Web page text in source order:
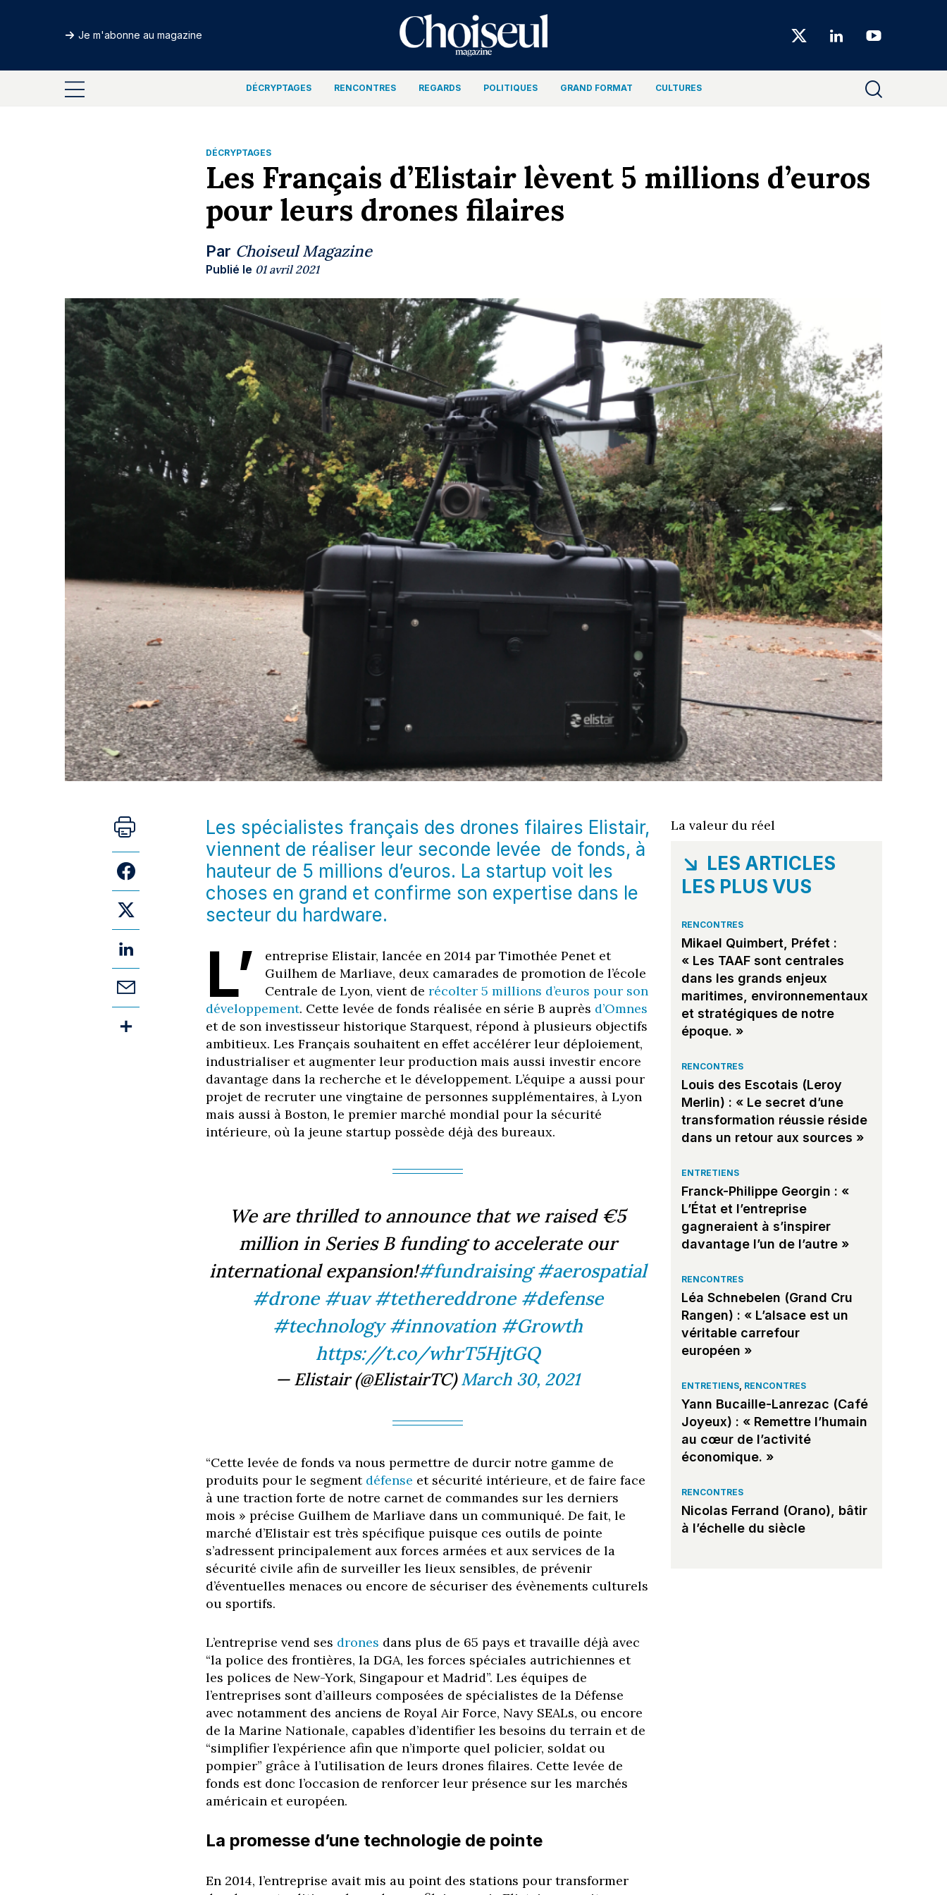
Je m'abonne au magazine Choiseul
Magazine
DÉCRYPTAGES RENCONTRES REGARDS POLITIQUES GRAND FORMAT CULTURES
DÉCRYPTAGES
Les Français d’Elistair lèvent 5 millions d’euros
pour leurs drones filaires
Par Choiseul Magazine
Publié le 01 avril 2021
Les spécialistes français des drones filaires Elistair,
viennent de réaliser leur seconde levée de fonds, à
hauteur de 5 millions d’euros. La startup voit les
choses en grand et confirme son expertise dans le
secteur du hardware.
L’
entreprise Elistair, lancée en 2014 par Timothée Penet et
Guilhem de Marliave, deux camarades de promotion de l’école
Centrale de Lyon, vient de récolter 5 millions d’euros pour son
développement. Cette levée de fonds réalisée en série B auprès d’Omnes
et de son investisseur historique Starquest, répond à plusieurs objectifs
ambitieux. Les Français souhaitent en effet accélérer leur déploiement,
industrialiser et augmenter leur production mais aussi investir encore
davantage dans la recherche et le développement. L’équipe a aussi pour
projet de recruter une vingtaine de personnes supplémentaires, à Lyon
mais aussi à Boston, le premier marché mondial pour la sécurité
intérieure, où la jeune startup possède déjà des bureaux.
We are thrilled to announce that we raised €5
million in Series B funding to accelerate our
international expansion!#fundraising #aerospatial
#drone #uav #tethereddrone #defense
#technology #innovation #Growth
https://t.co/whrT5HjtGQ
— Elistair (@ElistairTC)March 30, 2021
“Cette levée de fonds va nous permettre de durcir notre gamme de
produits pour le segment défense et sécurité intérieure, et de faire face
à une traction forte de notre carnet de commandes sur les derniers
mois » précise Guilhem de Marliave dans un communiqué. De fait, le
marché d’Elistair est très spécifique puisque ces outils de pointe
s’adressent principalement aux forces armées et aux services de la
sécurité civile afin de surveiller les lieux sensibles, de prévenir
d’éventuelles menaces ou encore de sécuriser des évènements culturels
ou sportifs.
L’entreprise vend ses drones dans plus de 65 pays et travaille déjà avec
“la police des frontières, la DGA, les forces spéciales autrichiennes et
les polices de New-York, Singapour et Madrid”. Les équipes de
l’entreprises sont d’ailleurs composées de spécialistes de la Défense
avec notamment des anciens de Royal Air Force, Navy SEALs, ou encore
de la Marine Nationale, capables d’identifier les besoins du terrain et de
“simplifier l’expérience afin que n’importe quel policier, soldat ou
pompier” grâce à l’utilisation de leurs drones filaires. Cette levée de
fonds est donc l’occasion de renforcer leur présence sur les marchés
américain et européen.
La promesse d’une technologie de pointe
En 2014, l’entreprise avait mis au point des stations pour transformer
La valeur du réel
LES ARTICLES
LES PLUS VUS
RENCONTRES
Mikael Quimbert, Préfet :
« Les TAAF sont centrales
dans les grands enjeux
maritimes, environnementaux
et stratégiques de notre
époque. »
RENCONTRES
Louis des Escotais (Leroy
Merlin) : « Le secret d’une
transformation réussie réside
dans un retour aux sources »
ENTRETIENS
Franck-Philippe Georgin : «
L’État et l’entreprise
gagneraient à s’inspirer
davantage l’un de l’autre »
RENCONTRES
Léa Schnebelen (Grand Cru
Rangen) : « L’alsace est un
véritable carrefour
européen »
ENTRETIENS RENCONTRES
Yann Bucaille-Lanrezac (Café
Joyeux) : « Remettre l’humain
au cœur de l’activité
économique. »
RENCONTRES
Nicolas Ferrand (Orano), bâtir
à l’échelle du siècle